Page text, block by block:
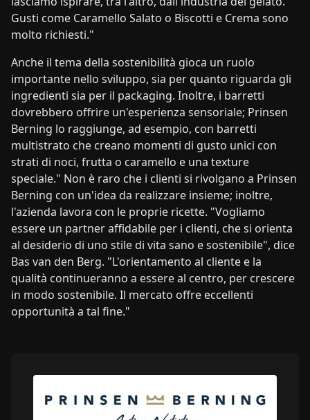
Gusti come Caramello Salato o Biscotti e Crema sono
molto richiesti."
Anche il tema della sostenibilità gioca un ruolo
importante nello sviluppo, sia per quanto riguarda gli
ingredienti sia per il packaging. Inoltre, i barretti
dovrebbero offrire un'esperienza sensoriale; Prinsen
Berning lo raggiunge, ad esempio, con barretti
multistrato che creano momenti di gusto unici con
strati di noci, frutta o caramello e una texture
speciale." Non è raro che i clienti si rivolgano a Prinsen
Berning con un'idea da realizzare insieme; inoltre,
l'azienda lavora con le proprie ricette. "Vogliamo
essere un partner affidabile per i clienti, che si orienta
al desiderio di uno stile di vita sano e sostenibile", dice
Bas van den Berg. "L'orientamento al cliente e la
qualità continueranno a essere al centro, per crescere
in modo sostenibile. Il mercato offre eccellenti
opportunità a tal fine."